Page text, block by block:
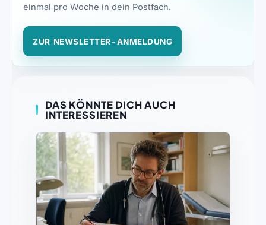
einmal pro Woche in dein Postfach.
ZUR NEWSLETTER-ANMELDUNG
DAS KÖNNTE DICH AUCH
INTERESSIEREN